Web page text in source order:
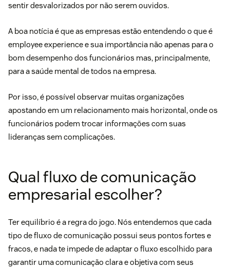
sentir desvalorizados por não serem ouvidos.
A boa notícia é que as empresas estão entendendo o que é
employee experience e sua importância não apenas para o
bom desempenho dos funcionários mas, principalmente,
para a saúde mental de todos na empresa.
Por isso, é possível observar muitas organizações
apostando em um relacionamento mais horizontal, onde os
funcionários podem trocar informações com suas
lideranças sem complicações.
Qual fluxo de comunicação
empresarial escolher?
Ter equilíbrio é a regra do jogo. Nós entendemos que cada
tipo de fluxo de comunicação possui seus pontos fortes e
fracos, e nada te impede de adaptar o fluxo escolhido para
garantir uma comunicação clara e objetiva com seus